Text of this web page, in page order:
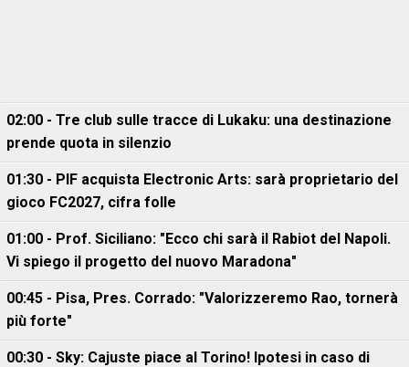
02:00 - Tre club sulle tracce di Lukaku: una destinazione
prende quota in silenzio
01:30 - PIF acquista Electronic Arts: sarà proprietario del
gioco FC2027, cifra folle
01:00 - Prof. Siciliano: "Ecco chi sarà il Rabiot del Napoli.
Vi spiego il progetto del nuovo Maradona"
00:45 - Pisa, Pres. Corrado: "Valorizzeremo Rao, tornerà
più forte"
00:30 - Sky: Cajuste piace al Torino! Ipotesi in caso di